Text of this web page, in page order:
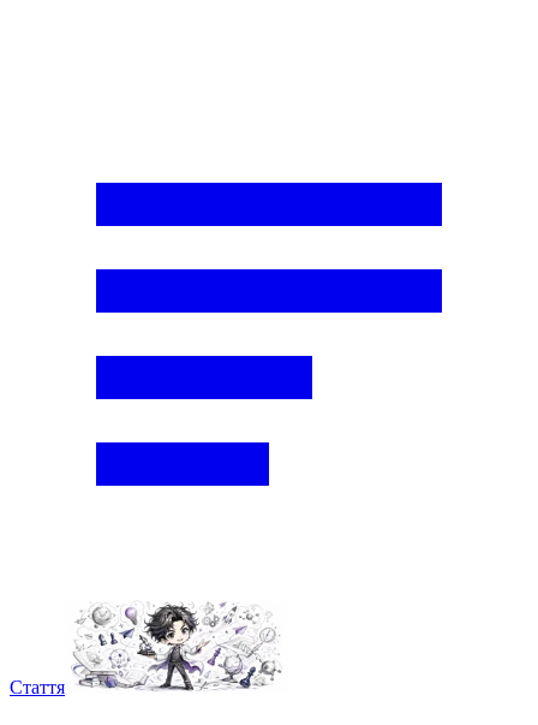
Стаття